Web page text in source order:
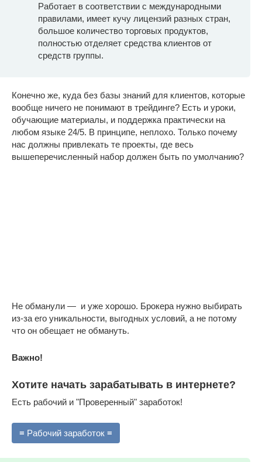
Работает в соответствии с международными
правилами, имеет кучу лицензий разных стран,
большое количество торговых продуктов,
полностью отделяет средства клиентов от
средств группы.
Конечно же, куда без базы знаний для клиентов, которые
вообще ничего не понимают в трейдинге? Есть и уроки,
обучающие материалы, и поддержка практически на
любом языке 24/5. В принципе, неплохо. Только почему
нас должны привлекать те проекты, где весь
вышеперечисленный набор должен быть по умолчанию?
Не обманули — и уже хорошо. Брокера нужно выбирать
из-за его уникальности, выгодных условий, а не потому
что он обещает не обмануть.
Важно!
Хотите начать зарабатывать в интернете?
Есть рабочий и "Проверенный" заработок!
≡ Рабочий заработок ≡